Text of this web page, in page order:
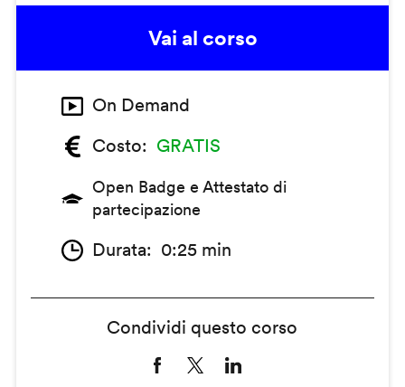
Vai al corso
On Demand
Costo
GRATIS
Open Badge e Attestato di
partecipazione
Durata 0:25 min
Condividi questo corso